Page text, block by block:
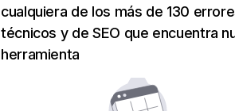
cualquiera de los más de 130
técnicos y de SEO que encuentra
herramienta